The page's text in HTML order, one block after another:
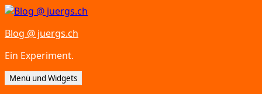
Zum
springen
Blog @ juergs.ch
Ein Experiment.
Menü und Widgets